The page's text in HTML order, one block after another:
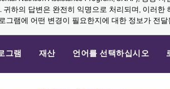
하의 답변은 완전히 익명으로 처리되며, 이러
그램에 어떤 변경이 필요한지에 대한 정보가 전달
그램 재산 언어를 선택하십시오